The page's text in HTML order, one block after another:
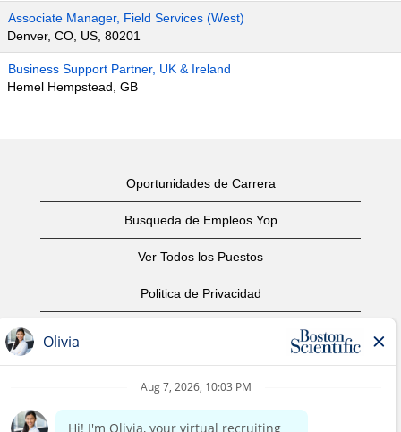
Associate Manager, Field Services (West)
Denver, CO, US, 80201
Business Support Partner, UK & Ireland
Hemel Hempstead, GB
Oportunidades de Carrera
Busqueda de Empleos Yop
Ver Todos los Puestos
Politica de Privacidad
Aviso de Derechos de Autor